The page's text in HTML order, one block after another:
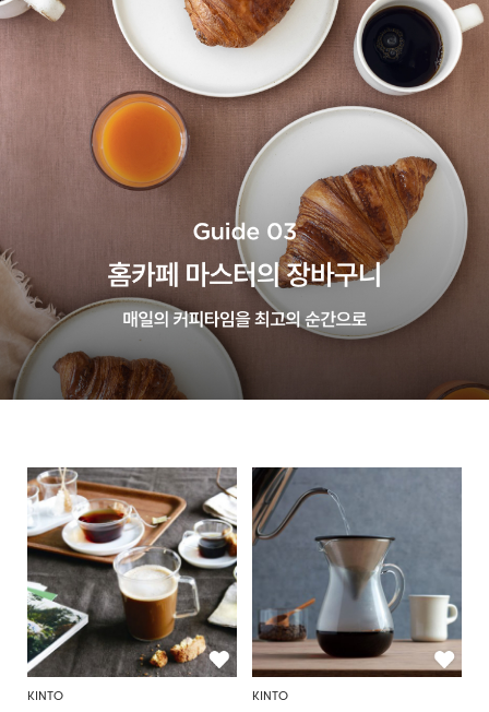
KINTO KINTO